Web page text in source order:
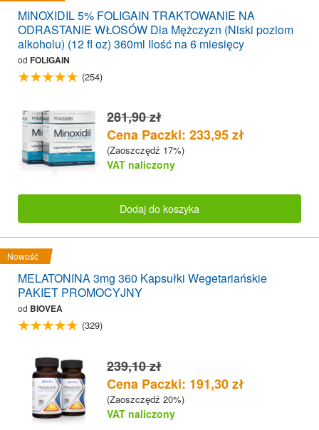
MINOXIDIL 5% FOLIGAIN TRAKTOWANIE NA
ODRASTANIE WŁOSÓW Dla Mężczyzn (Niski poziom
alkoholu) (12 fl oz) 360ml Ilość na 6 miesięcy
od FOLIGAIN
(254)
281,90 zł
Cena Paczki: 233,95 zł
(Zaoszczędź 17%)
VAT naliczony
Dodaj do koszyka
Nowość
MELATONINA 3mg 360 Kapsułki Wegetariańskie
PAKIET PROMOCYJNY
od BIOVEA
(329)
239,10 zł
Cena Paczki: 191,30 zł
(Zaoszczędź 20%)
VAT naliczony